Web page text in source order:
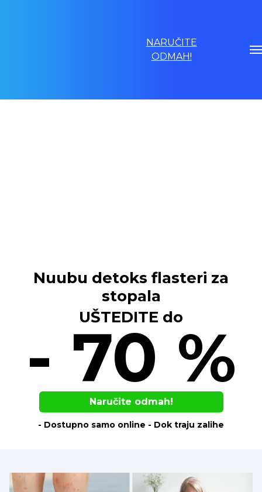
NARUČITE
ODMAH!
Nuubu detoks flasteri za
stopala
UŠTEDITE do
- 70 %
Naručite odmah!
- Dostupno samo online - Dok traju zalihe